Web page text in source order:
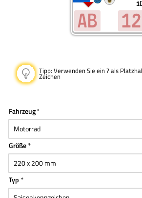
Fahrzeug
Größe
Typ
Tipp: Verwenden Sie ein ? als
Zeichen